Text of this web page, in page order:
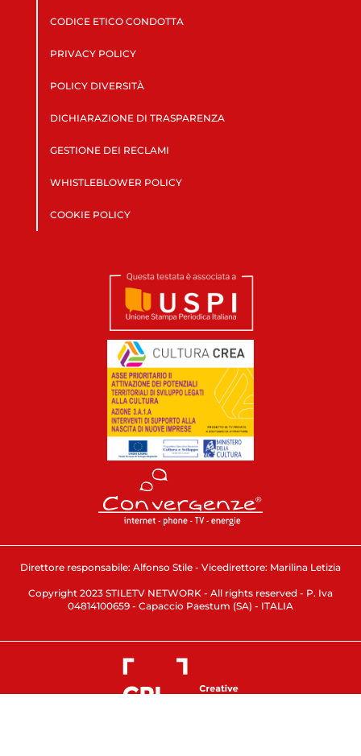
CODICE ETICO CONDOTTA
PRIVACY POLICY
POLICY DIVERSITÀ
DICHIARAZIONE DI TRASPARENZA
GESTIONE DEI RECLAMI
WHISTLEBLOWER POLICY
COOKIE POLICY
Direttore responsabile: Alfonso Stile - Vicedirettore: Marilina Letizia
Copyright 2023 STILETV NETWORK - All rights reserved - P. Iva
04814100659 - Capaccio Paestum (SA) - ITALIA